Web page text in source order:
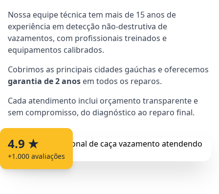
4.9 ★
+1.000 avaliações
Nossa equipe técnica tem mais de 15 anos de
experiência em detecção não-destrutiva de
vazamentos, com profissionais treinados e
equipamentos calibrados.
Cobrimos as principais cidades gaúchas e oferecemos
garantia de 2 anos em todos os reparos.
Cada atendimento inclui orçamento transparente e
sem compromisso, do diagnóstico ao reparo final.